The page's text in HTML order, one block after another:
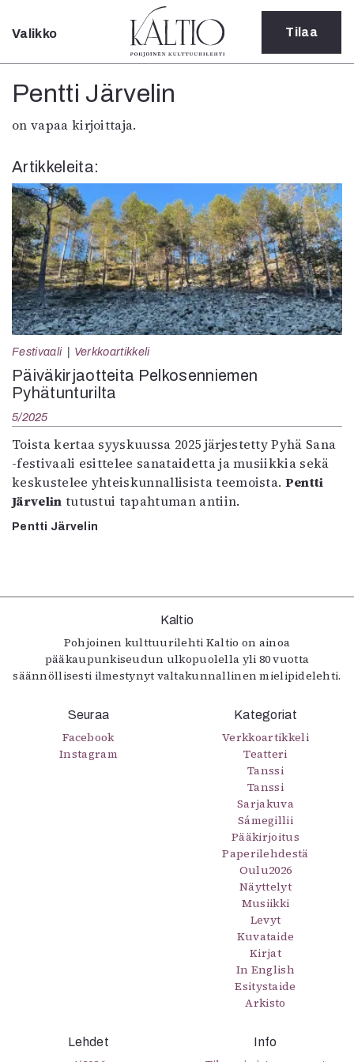
Sulje
Kategoriat
Sámegillii
Pääkirjoitus
Paperilehdestä
Oulu2026
Näyttelyt
Musiikki
Levyt
In English
Lehdet
4/2026
2–3/2026
Lehtiarkisto
Info
Tilaus ja irtonumerot
Yhteistyössä
Valikko Tilaa
Pentti Järvelin
on vapaa kirjoittaja.
Artikkeleita:
Festivaali Verkkoartikkeli
Päiväkirjaotteita Pelkosenniemen
Pyhätunturilta
5/2025
Toista kertaa syyskuussa 2025 järjestetty Pyhä Sana
-festivaali esittelee sanataidetta ja musiikkia sekä
keskustelee yhteiskunnallisista teemoista. Pentti
Järvelin tutustui tapahtuman antiin.
Pentti Järvelin
Kaltio
Pohjoinen kulttuurilehti Kaltio on ainoa
pääkaupunkiseudun ulkopuolella yli 80 vuotta
säännöllisesti ilmestynyt valtakunnallinen mielipidelehti.
Seuraa
Facebook
Instagram
Kategoriat
Verkkoartikkeli
Teatteri
Tanssi
Tanssi
Sarjakuva
Sámegillii
Pääkirjoitus
Paperilehdestä
Oulu2026
Näyttelyt
Musiikki
Levyt
Kuvataide
Kirjat
In English
Esitystaide
Arkisto
Lehdet Info